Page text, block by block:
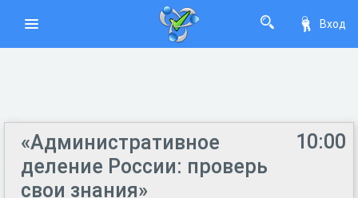
Вход
10:00
«Административное
деление России: проверь
свои знания»